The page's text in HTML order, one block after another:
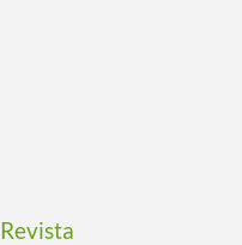
Revista